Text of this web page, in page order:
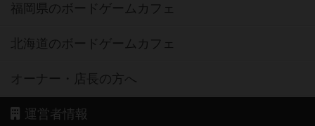
福岡県のボードゲームカフェ
北海道のボードゲームカフェ
オーナー・店長の方へ
運営者情報